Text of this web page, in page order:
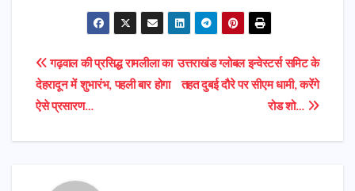
Post
navigation
उत्तराखंड ग्लोबल इन्वेस्टर्स समिट के
तहत दुबई दौरे पर सीएम धामी, करेंगे
रोड शो…
गढ़वाल की प्रसिद्ध रामलीला का
देहरादून में शुभारंभ, पहली बार होगा
ऐसे प्रसारण…